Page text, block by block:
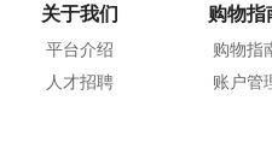
关于我们
平台介绍
人才招聘
购物指
购物指
账户管